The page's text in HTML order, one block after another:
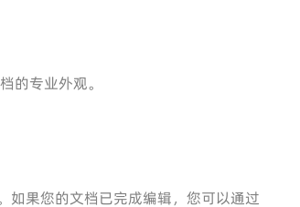
的专业外观。
如果您的文档已完成编辑，您可以通过